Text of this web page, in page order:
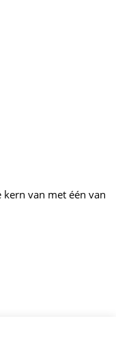
kern van met één van